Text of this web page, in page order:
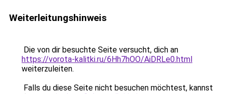
Weiterleitungshinweis
Die von dir besuchte Seite versucht, dich an
https://vorota-kalitki.ru/6Hh7hOO/AiDRLe0.html
weiterzuleiten.
Falls du diese Seite nicht besuchen möchtest, kannst